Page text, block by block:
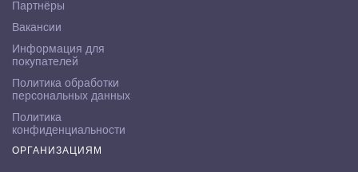
Партнёры
Вакансии
Информация для
покупателей
Политика обработки
персональных данных
Политика
конфиденциальности
ОРГАНИЗАЦИЯМ